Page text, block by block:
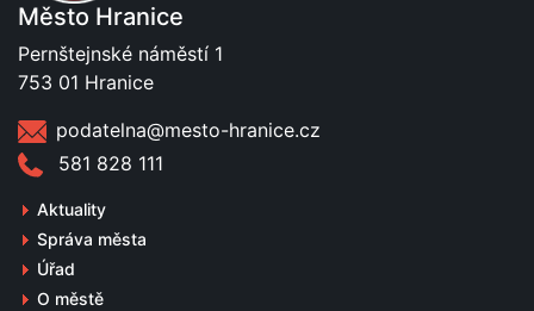
Město Hranice
Pernštejnské náměstí 1
753 01 Hranice
podatelna@mesto-hranice.cz
581 828 111
Aktuality
Správa města
Úřad
O městě